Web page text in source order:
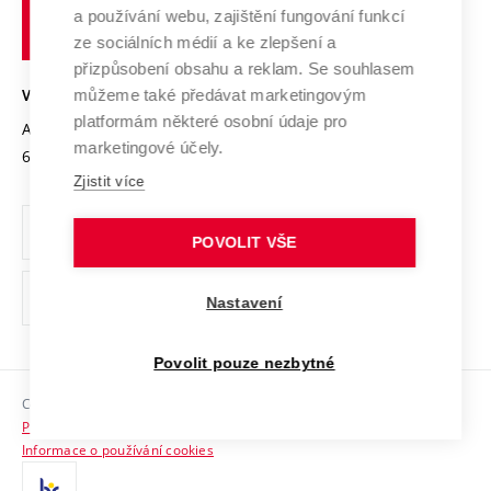
Transfer znalostí
Open Science
Projekty
Projekty ze strukturálních fondů
Specifický výzkum
Mezinárodní dohody
Univerzitní sítě
Podnikavá univerzita / ContriBUTe
Bezpečná univerzita
Vyznamenání
Organizační struktura
Ochrana osobních údajů
odkaz)
Sociální bezpečí
HR Award
technické
Brně
VYSOKÉ UČENÍ TECHNICKÉ V BRNĚ
Antonínská 548/1
602 00 Brno
www.vut.cz
vut@vutbr.cz
Copyright © 2026 VUT
Prohlášení o přístupnosti
Informace o používání cookies
a používání webu, zajištění fungování funkcí
ze sociálních médií a ke zlepšení a
přizpůsobení obsahu a reklam. Se souhlasem
můžeme také předávat marketingovým
platformám některé osobní údaje pro
marketingové účely.
Zjistit více
POVOLIT VŠE
Nastavení
Povolit pouze nezbytné